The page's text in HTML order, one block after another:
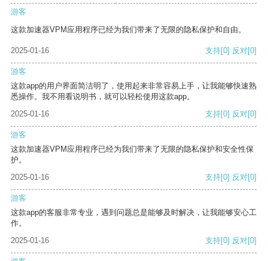
游客
这款加速器VPM应用程序已经为我们带来了无限的隐私保护和自由。
2025-01-16 支持[0] 反对[0]
游客
这款app的用户界面简洁明了，使用起来非常容易上手，让我能够快速熟
悉操作。我不用看说明书，就可以轻松使用这款app。
2025-01-16
支持[0] 反对[0]
游客
这款加速器VPM应用程序已经为我们带来了无限的隐私保护和安全性保
护。
2025-01-16
支持[0] 反对[0]
游客
这款app的客服非常专业，遇到问题总是能够及时解决，让我能够安心工
作。
2025-01-16
支持[0] 反对[0]